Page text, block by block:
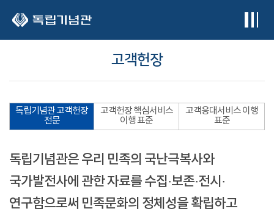
고객헌장
독립기념관 고객헌장
전문
고객헌장 핵심서비스
이행 표준
고객응대서비스 이행
표준
독립기념관은 우리 민족의 국난극복사와
국가발전사에 관한 자료를 수집·보존·전시·
연구함으로써 민족문화의 정체성을 확립하고